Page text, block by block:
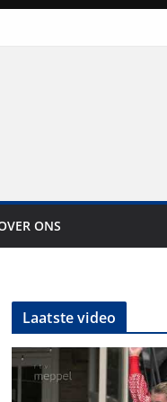
ONS
Laatste video